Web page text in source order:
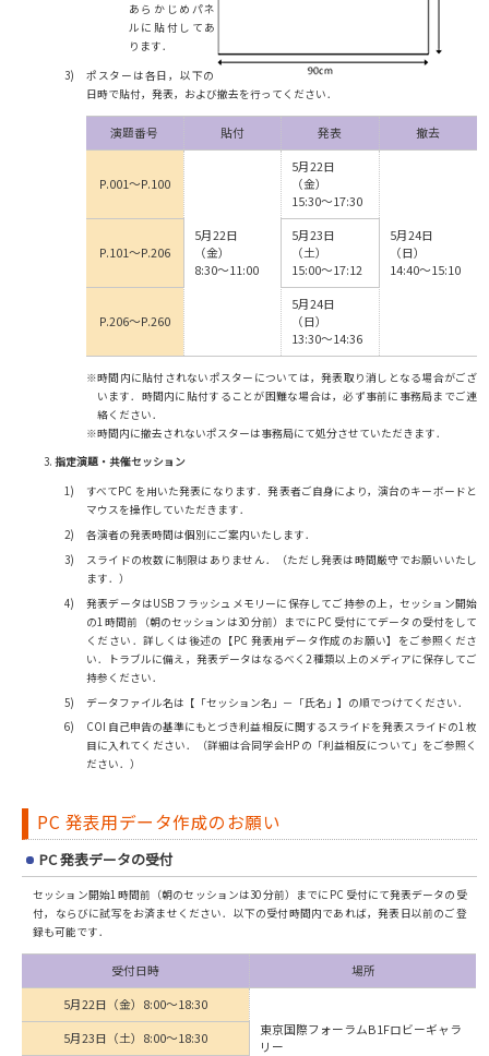
あらかじめパネ
ルに貼付してあ
ります．
ポスターは各日，以下の
日時で貼付，発表，および撤去を行ってください．
演題番号 貼付 発表 撤去
P.001～P.100
5月22日
（金）
8:30～11:00
5月22日
（金）
15:30～17:30
5月24日
（日）
14:40～15:10
P.101～P.206
5月23日
（土）
15:00～17:12
P.206～P.260
5月24日
（日）
13:30～14:36
※時間内に貼付されないポスターについては，発表取り消しとなる場合がござ
います．時間内に貼付することが困難な場合は，必ず事前に事務局までご連
絡ください．
※時間内に撤去されないポスターは事務局にて処分させていただきます．
指定演題・共催セッション
すべてPC を用いた発表になります．発表者ご自身により，演台のキーボードと
マウスを操作していただきます．
各演者の発表時間は個別にご案内いたします．
スライドの枚数に制限はありません．（ただし発表は時間厳守でお願いいたし
ます．）
発表データはUSB フラッシュメモリーに保存してご持参の上，セッション開始
の1 時間前（朝のセッションは30 分前）までにPC 受付にてデータの受付をして
ください．詳しくは後述の【PC 発表用データ作成のお願い】をご参照くださ
い．トラブルに備え，発表データはなるべく2 種類以上のメディアに保存してご
持参ください．
データファイル名は【「セッション名」－「氏名」】の順でつけてください．
COI 自己申告の基準にもとづき利益相反に関するスライドを発表スライドの1 枚
目に入れてください．（詳細は合同学会HP の「利益相反について」をご参照く
ださい．）
PC 発表用データ作成のお願い
PC 発表データの受付
セッション開始1 時間前（朝のセッションは30 分前）までにPC 受付にて発表データの受
付，ならびに試写をお済ませください．以下の受付時間内であれば，発表日以前のご登
録も可能です．
受付日時 場所
5月22日（金）8:00～18:30
東京国際フォーラムB1Fロビーギャラ
リー
5月23日（土）8:00～18:30